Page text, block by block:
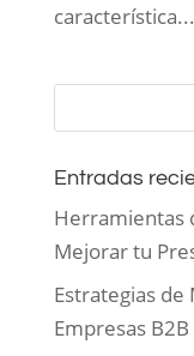
característica...
Entradas
Herramientas
Mejorar tu
Estrategias
Empresas